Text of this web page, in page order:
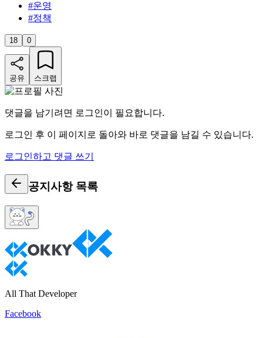
#운영
#정책
18 0
공유 스크랩
댓글을 남기려면 로그인이 필요합니다.
로그인 후 이 페이지로 돌아와 바로 댓글을 남길 수 있습니다.
로그인하고 댓글 쓰기
공지사항 목록
All That Developer
Facebook